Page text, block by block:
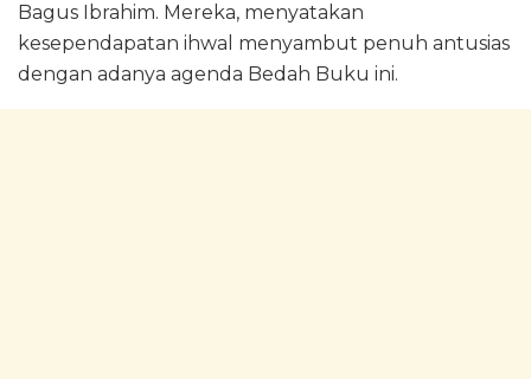
Bagus Ibrahim. Mereka, menyatakan
kesependapatan ihwal menyambut penuh antusias
dengan adanya agenda Bedah Buku ini.